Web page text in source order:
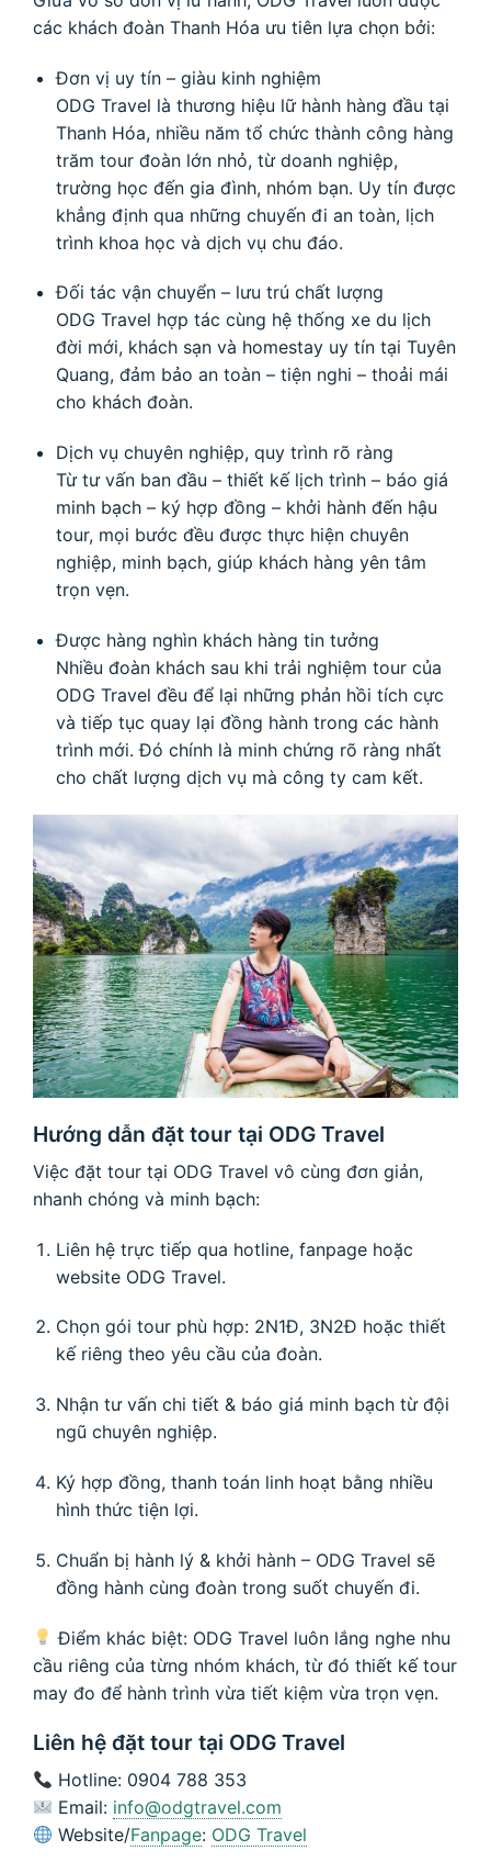
các khách đoàn Thanh Hóa ưu tiên lựa chọn bởi:
Đơn vị uy tín – giàu kinh nghiệm
ODG Travel là thương hiệu lữ hành hàng đầu tại
Thanh Hóa, nhiều năm tổ chức thành công hàng
trăm tour đoàn lớn nhỏ, từ doanh nghiệp,
trường học đến gia đình, nhóm bạn. Uy tín được
khẳng định qua những chuyến đi an toàn, lịch
trình khoa học và dịch vụ chu đáo.
Đối tác vận chuyển – lưu trú chất lượng
ODG Travel hợp tác cùng hệ thống xe du lịch
đời mới, khách sạn và homestay uy tín tại Tuyên
Quang, đảm bảo an toàn – tiện nghi – thoải mái
cho khách đoàn.
Dịch vụ chuyên nghiệp, quy trình rõ ràng
Từ tư vấn ban đầu – thiết kế lịch trình – báo giá
minh bạch – ký hợp đồng – khởi hành đến hậu
tour, mọi bước đều được thực hiện chuyên
nghiệp, minh bạch, giúp khách hàng yên tâm
trọn vẹn.
Được hàng nghìn khách hàng tin tưởng
Nhiều đoàn khách sau khi trải nghiệm tour của
ODG Travel đều để lại những phản hồi tích cực
và tiếp tục quay lại đồng hành trong các hành
trình mới. Đó chính là minh chứng rõ ràng nhất
cho chất lượng dịch vụ mà công ty cam kết.
Hướng dẫn đặt tour tại ODG Travel
Việc đặt tour tại ODG Travel vô cùng đơn giản,
nhanh chóng và minh bạch:
Liên hệ trực tiếp qua hotline, fanpage hoặc
website ODG Travel.
Chọn gói tour phù hợp: 2N1Đ, 3N2Đ hoặc thiết
kế riêng theo yêu cầu của đoàn.
Nhận tư vấn chi tiết & báo giá minh bạch từ đội
ngũ chuyên nghiệp.
Ký hợp đồng, thanh toán linh hoạt bằng nhiều
hình thức tiện lợi.
Chuẩn bị hành lý & khởi hành – ODG Travel sẽ
đồng hành cùng đoàn trong suốt chuyến đi.
Điểm khác biệt: ODG Travel luôn lắng nghe nhu
cầu riêng của từng nhóm khách, từ đó thiết kế tour
may đo để hành trình vừa tiết kiệm vừa trọn vẹn.
Liên hệ đặt tour tại ODG Travel
Hotline: 0904 788 353
Email: info@odgtravel.com
Website/Fanpage: ODG Travel